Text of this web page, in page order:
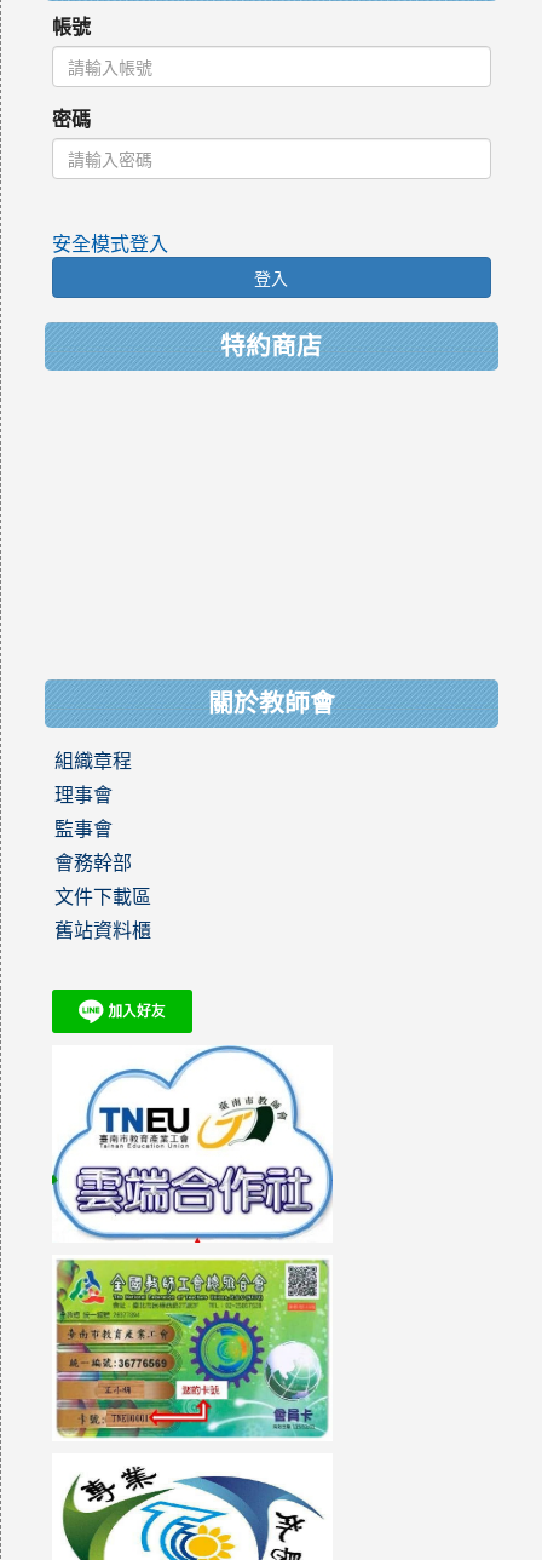
帳號
密碼
安全模式登入
登入
特約商店
關於教師會
組織章程
理事會
監事會
會務幹部
文件下載區
舊站資料櫃